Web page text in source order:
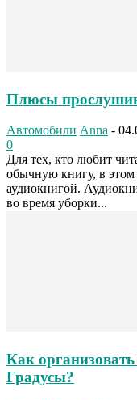
Плюсы
Автомобили Anna -
0
Для тех, кто любит
обычную книгу, в этом
аудиокнигой.
во время уборки...
Как
Градусы?